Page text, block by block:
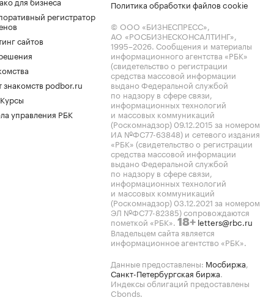
регистратор
сайтов
знакомств podbor.ru
управления РБК
Политика обработки файлов cookie
© ООО «БИЗНЕСПРЕСС»,
АО «РОСБИЗНЕСКОНСАЛТИНГ»,
1995–2026. Сообщения и материалы
информационного агентства «РБК»
(свидетельство о регистрации
средства массовой информации
выдано Федеральной службой
по надзору в сфере связи,
информационных технологий
и массовых коммуникаций
(Роскомнадзор) 09.12.2015 за номером
ИА №ФС77-63848) и сетевого издания
«РБК» (свидетельство о регистрации
средства массовой информации
выдано Федеральной службой
по надзору в сфере связи,
информационных технологий
и массовых коммуникаций
(Роскомнадзор) 03.12.2021 за номером
ЭЛ №ФС77-82385) сопровождаются
пометкой «РБК». 18+ letters@rbc.ru
Владельцем сайта является
информационное агентство «РБК».
Данные предоставлены: Мосбиржа,
Санкт-Петербургская биржа.
Индексы облигаций предоставлены
Cbonds.